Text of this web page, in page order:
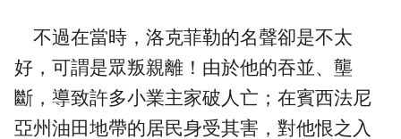
不過在當時，洛克菲勒的名聲卻是不太
好，可謂是眾叛親離！由於他的吞並、壟
斷，導致許多小業主家破人亡；在賓西法尼
亞州油田地帶的居民身受其害，對他恨之入